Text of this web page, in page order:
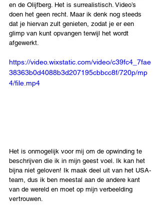
en de Olijfberg. Het is surrealistisch. Video’s
doen het geen recht. Maar ik denk nog steeds
dat je hiervan zult genieten, zodat je er een
glimp van kunt opvangen terwijl het wordt
afgewerkt.
https://video.wixstatic.com/video/c39fc4_7fae
38363b0d4088b3d207195cbbcc8f/720p/mp
4/file.mp4
Het is onmogelijk voor mij om de opwinding te
beschrijven die ik in mijn geest voel. Ik kan het
bijna niet geloven! Ik maak deel uit van het USA-
team, dus ik ben meestal aan de andere kant
van de wereld en moet op mijn verbeelding
vertrouwen.